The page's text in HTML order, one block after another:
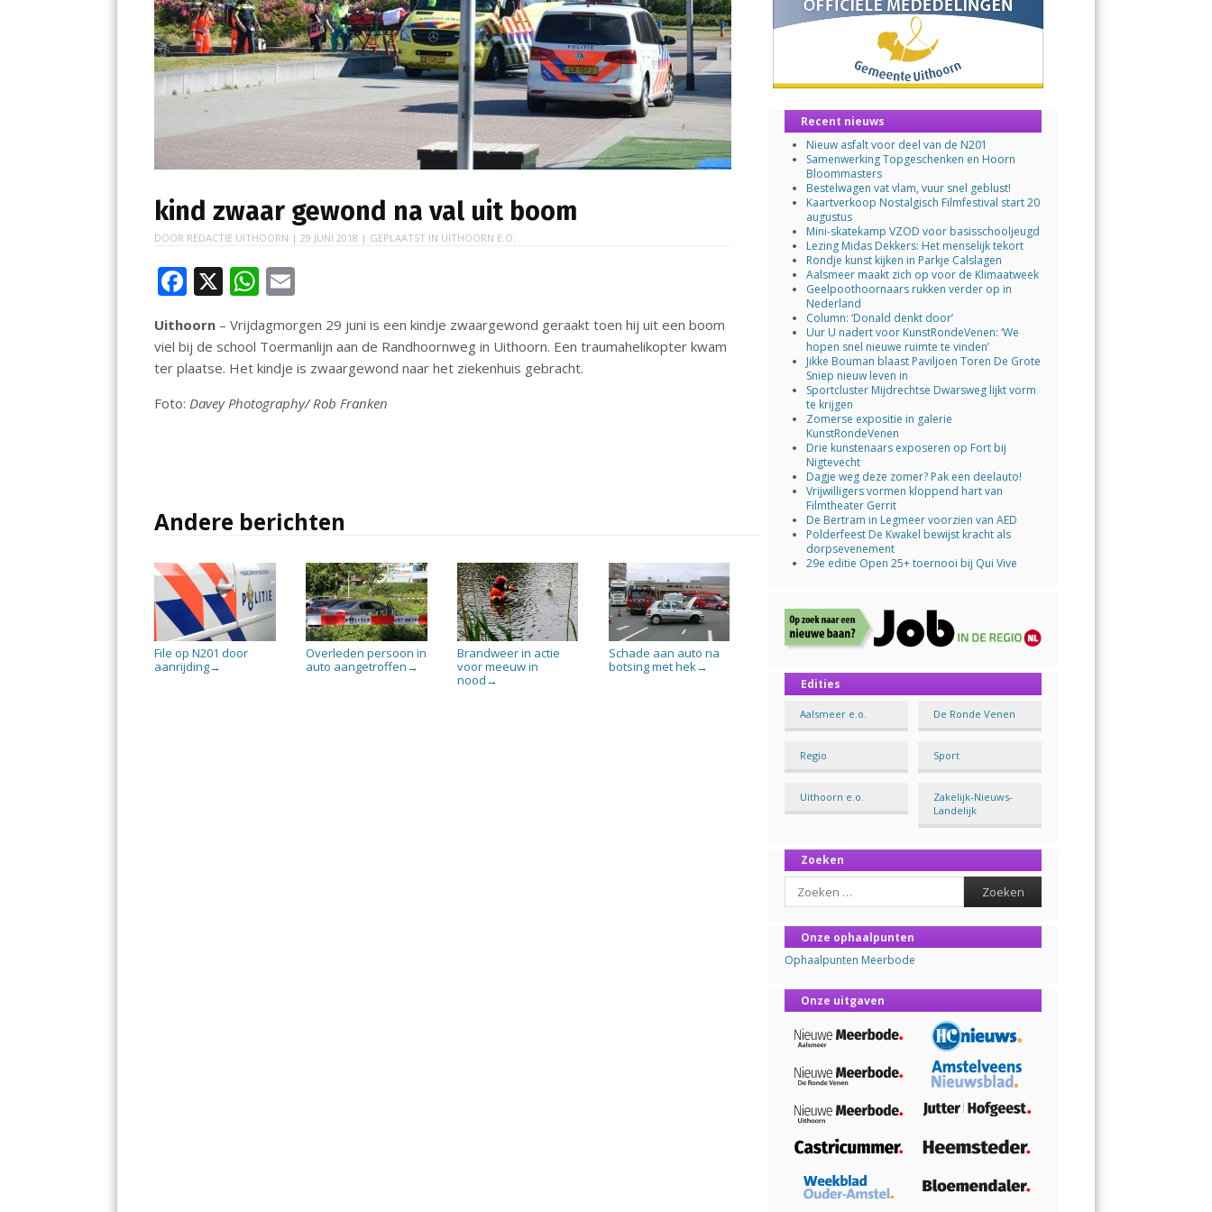
kind zwaar gewond na val uit boom
DOOR REDACTIE UITHOORN |29 JUNI 2018 | GEPLAATST IN UITHOORN E.O.
F
ac
e
b
o
X W
h
at
s
A
p
ai
l
Uithoorn – Vrijdagmorgen 29 juni is een kindje zwaargewond geraakt toen hij uit een boom
viel bij de school Toermanlijn aan de Randhoornweg in Uithoorn. Een traumahelikopter kwam
ter plaatse. Het kindje is zwaargewond naar het ziekenhuis gebracht.
Foto: Davey Photography/ Rob Franken
Andere berichten
File op N201 door
aanrijding→
Overleden persoon in
auto aangetroffen →
Brandweer in actie
voor meeuw in
nood →
Schade aan auto na
botsing met hek→
Recent nieuws
Nieuw asfalt voor deel van de N201
Samenwerking Topgeschenken en Hoorn
Bloommasters
Bestelwagen vat vlam, vuur snel geblust!
Kaartverkoop Nostalgisch Filmfestival start 20
augustus
Mini-skatekamp VZOD voor basisschooljeugd
Lezing Midas Dekkers: Het menselijk tekort
Rondje kunst kijken in Parkje Calslagen
Aalsmeer maakt zich op voor de Klimaatweek
Geelpoothoornaars rukken verder op in
Nederland
Column: ‘Donald denkt door’
Uur U nadert voor KunstRondeVenen: ‘We
hopen snel nieuwe ruimte te vinden’
Jikke Bouman blaast Paviljoen Toren De Grote
Sniep nieuw leven in
Sportcluster Mijdrechtse Dwarsweg lijkt vorm
te krijgen
Zomerse expositie in galerie
KunstRondeVenen
Drie kunstenaars exposeren op Fort bij
Nigtevecht
Dagje weg deze zomer? Pak een deelauto!
Vrijwilligers vormen kloppend hart van
Filmtheater Gerrit
De Bertram in Legmeer voorzien van AED
Polderfeest De Kwakel bewijst kracht als
dorpsevenement
29e editie Open 25+ toernooi bij Qui Vive
Edities
Aalsmeer e.o. De Ronde Venen
Regio Sport
Uithoorn e.o.
Zakelijk-Nieuws-
Landelijk
Zoeken
Search
Onze ophaalpunten
Ophaalpunten Meerbode
Onze uitgaven